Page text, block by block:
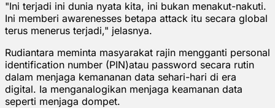
"Ini terjadi ini dunia nyata kita, ini bukan menakut-nakuti.
Ini memberi awarenesses betapa attack itu secara global
terus menerus terjadi," jelasnya.
Rudiantara meminta masyarakat rajin mengganti personal
identification number (PIN)atau password secara rutin
dalam menjaga kemananan data sehari-hari di era
digital. Ia menganalogikan menjaga keamanan data
seperti menjaga dompet.